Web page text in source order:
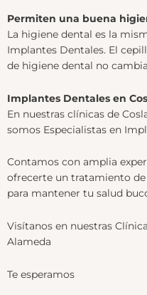
Permiten una buena
La higiene dental es la
Implantes Dentales. El
de higiene dental no
Implantes Dentales en
En nuestras clínicas de
somos Especialistas en
Contamos con amplia
ofrecerte un tratamiento
para mantener tu salud
Visítanos en nuestras
Alameda
Te esperamos